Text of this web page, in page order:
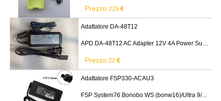
Prezzo:229
Adattatore DA-48T12
APD DA-48T12 AC Adapter 12V 4A Power Supply Cord
Prezzo:22
Adattatore FSP330-ACAU3
FSP System76 Bonobo WS (bonw16)/Ultra 9/RTX5090